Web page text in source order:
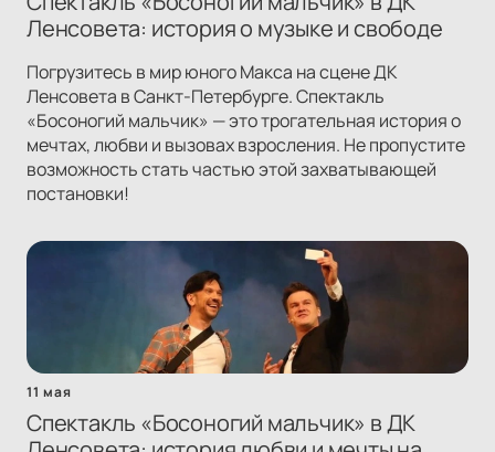
Ленсовета: история о музыке и свободе
Погрузитесь в мир юного Макса на сцене ДК
Ленсовета в Санкт-Петербурге. Спектакль
«Босоногий мальчик» — это трогательная история о
мечтах, любви и вызовах взросления. Не пропустите
возможность стать частью этой захватывающей
постановки!
11 мая
Спектакль «Босоногий мальчик» в ДК